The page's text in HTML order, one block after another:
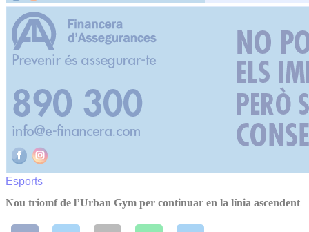
Esports
Nou triomf de l’Urban Gym per continuar en la línia ascendent